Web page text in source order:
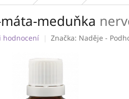
meduňka
hodnocení Značka: Naděje -